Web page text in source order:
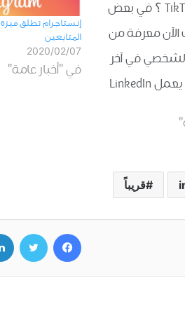
LinkedIn و TikTok ؟ في بعض
الآن معرفة من
في آخر
30 يومًا (أيضًا، يعمل LinkedIn
إلى الدخول
من المستخدمين،
ﺇﻧﺴﺘﺎﺟﺮﺍﻡ ﺗﻄﻠﻖ
المتابعين
2020/02/07
في "أخبار عامة"
قريباً
فيسبوك تويتر